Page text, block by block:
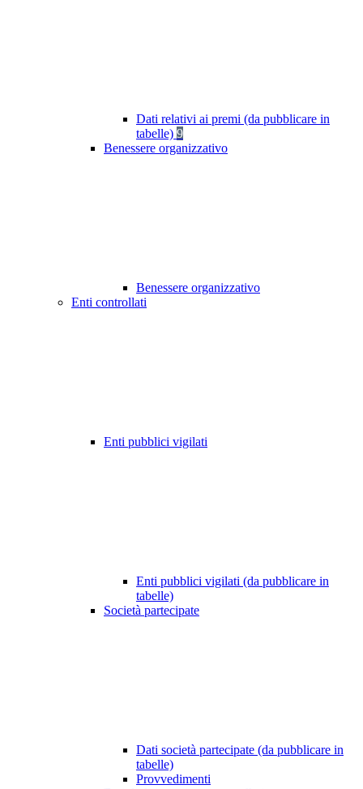
Dati relativi ai premi (da pubblicare in
tabelle) 9
Benessere organizzativo
Benessere organizzativo
Enti controllati
Enti pubblici vigilati
Enti pubblici vigilati (da pubblicare in
tabelle)
Società partecipate
Dati società partecipate (da pubblicare in
tabelle)
Provvedimenti